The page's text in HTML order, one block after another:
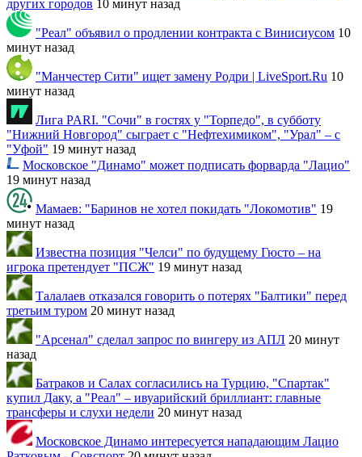
других городов 10 минут назад
"Реал" объявил о продлении контракта с Винисиусом 10
минут назад
"Манчестер Сити" ищет замену Родри | LiveSport.Ru 10
минут назад
Лига PARI. "Сочи" в гостях у "Торпедо", в субботу
"Нижний Новгород" сыграет с "Нефтехимиком", "Урал" – с
"Уфой" 19 минут назад
Московское "Динамо" может подписать форварда "Лацио"
19 минут назад
Мамаев: "Баринов не хотел покидать "Локомотив" 19
минут назад
Известна позиция "Челси" по будущему Гюсто – на
игрока претендует "ПСЖ" 19 минут назад
Талалаев отказался говорить о потерях "Балтики" перед
третьим туром 20 минут назад
"Арсенал" сделал запрос по вингеру из АПЛ 20 минут
назад
Батраков и Салах согласились на Турцию, "Спартак"
купил Даку, а "Реал" – ивуарийский бриллиант: главные
трансферы и слухи недели 20 минут назад
Московское Динамо интересуется нападающим Лацио